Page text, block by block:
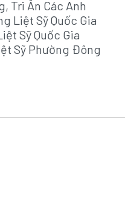
Tri Ân Các Anh
Liệt Sỹ Quốc Gia
Sỹ Quốc Gia
Sỹ Phường Đông